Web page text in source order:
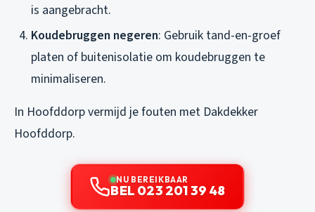
is aangebracht.
Koudebruggen negeren: Gebruik tand-en-groef
platen of buitenisolatie om koudebruggen te
minimaliseren.
In Hoofddorp vermijd je fouten met Dakdekker
Hoofddorp.
NU BEREIKBAAR
BEL 023 201 39 48